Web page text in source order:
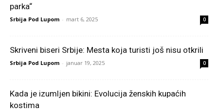
parka“
Srbija Pod Lupom - mart 6, 2025 0
Skriveni biseri Srbije: Mesta koja turisti još nisu otkrili
Srbija Pod Lupom - januar 19, 2025 0
Kada je izumljen bikini: Evolucija ženskih kupaćih
kostima